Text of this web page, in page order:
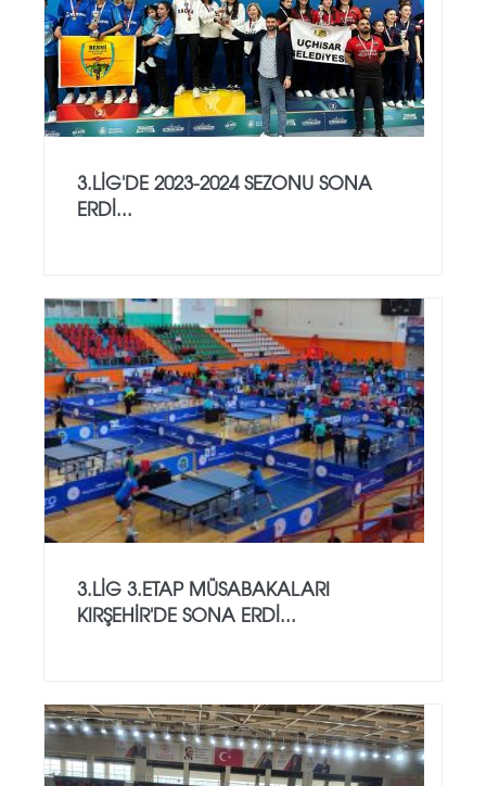
3.LİG'DE 2023-2024 SEZONU SONA
ERDİ...
3.LİG 3.ETAP MÜSABAKALARI
KIRŞEHİR'DE SONA ERDİ...